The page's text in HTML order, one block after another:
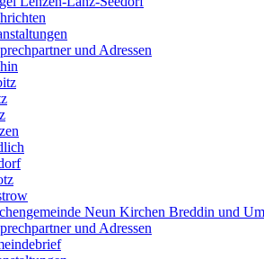
und Adressen
Neun Kirchen Breddin und
und Adressen